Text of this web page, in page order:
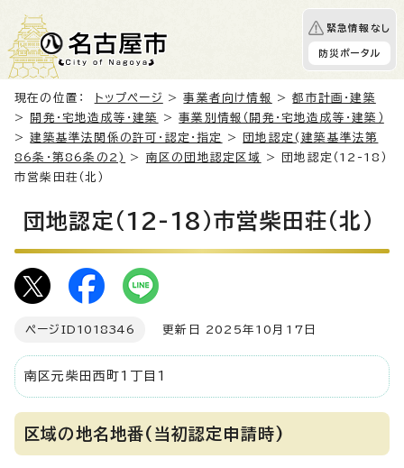
緊急情報なし
防災ポータル
現在の位置： トップページ >事業者向け情報 >都市計画・建築
>
開発・宅地造成等・建築 >事業別情報（開発・宅地造成等・建築）
>建築基準法関係の許可・認定・指定 >
団地認定(建築基準法第
86条・第86条の2)
> 南区の団地認定区域
> 団地認定（12-18）
市営柴田荘（北）
団地認定（12-18）市営柴田荘（北）
ページID 1018346 更新日 2025年10月17日
南区元柴田西町1丁目1
区域の地名地番(当初認定申請時)